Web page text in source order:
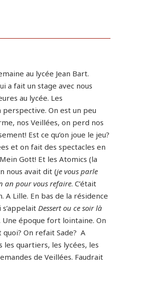
au lycée Jean Bart.
a fait un stage avec nous
au lycée. Les
On est un peu
nos Veillées, on perd nos
Est ce qu’on joue le jeu?
et on fait des spectacles en
Gott! Et les Atomics (la
nous avait dit (je vous parle
an pour vous refaire. C’était
A Lille. En bas de la résidence
Dessert ou ce soir là
Une époque fort lointaine. On
quoi? On refait Sade? A
les quartiers, les lycées, les
de Veillées. Faudrait